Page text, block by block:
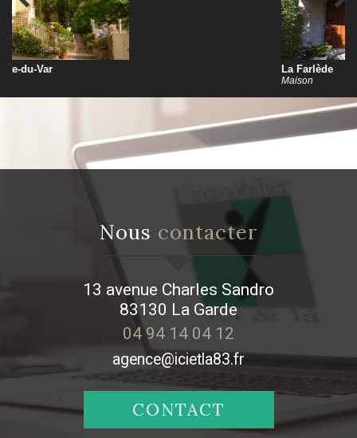
nous contacter
13 avenue Charles Sandro
83130 La Garde
04 94 14 04 12
agence@icietla83.fr
CONTACT